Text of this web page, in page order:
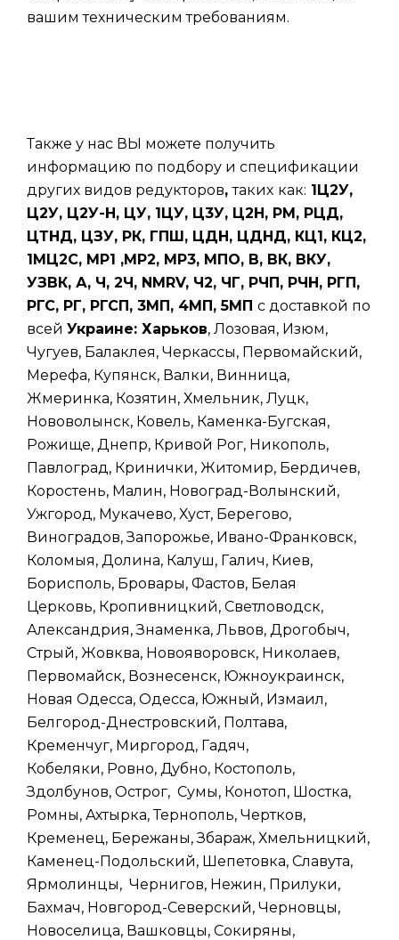
вашим техническим требованиям.
Также у нас ВЫ можете получить
информацию по подбору и спецификации
других видов редукторов,таких как: 1Ц2У,
Ц2У, Ц2У-Н, ЦУ, 1ЦУ, Ц3У, Ц2Н, РМ, РЦД,
ЦТНД, ЦЗУ, РК, ГПШ, ЦДН, ЦДНД, КЦ1, КЦ2,
1МЦ2С, МР1 ,МР2, МР3, МПО, В, ВК, ВКУ,
УЗВК, А, Ч, 2Ч, NMRV, Ч2, ЧГ, РЧП, РЧН, РГП,
РГС, РГ, РГСП, 3МП, 4МП, 5МП с доставкой по
всей Украине: Харьков, Лозовая, Изюм,
Чугуев, Балаклея, Черкассы, Первомайский,
Мерефа, Купянск, Валки, Винница,
Жмеринка, Козятин, Хмельник, Луцк,
Нововолынск, Ковель, Каменка-Бугская,
Рожище, Днепр, Кривой Рог, Никополь,
Павлоград, Кринички, Житомир, Бердичев,
Коростень, Малин, Новоград-Волынский,
Ужгород, Мукачево, Хуст, Берегово,
Виноградов, Запорожье, Ивано-Франковск,
Коломыя, Долина, Калуш, Галич, Киев,
Борисполь, Бровары, Фастов, Белая
Церковь, Кропивницкий, Светловодск,
Александрия, Знаменка, Львов, Дрогобыч,
Стрый, Жовква, Новояворовск, Николаев,
Первомайск, Вознесенск, Южноукраинск,
Новая Одесса, Одесса, Южный, Измаил,
Белгород-Днестровский, Полтава,
Кременчуг, Миргород, Гадяч,
Кобеляки, Ровно, Дубно, Костополь,
Здолбунов, Острог, Сумы, Конотоп, Шостка,
Ромны, Ахтырка, Тернополь, Чертков,
Кременец, Бережаны, Збараж, Хмельницкий,
Каменец-Подольский, Шепетовка, Славута,
Ярмолинцы, Чернигов, Нежин, Прилуки,
Бахмач, Новгород-Северский, Черновцы,
Новоселица, Вашковцы, Сокиряны,